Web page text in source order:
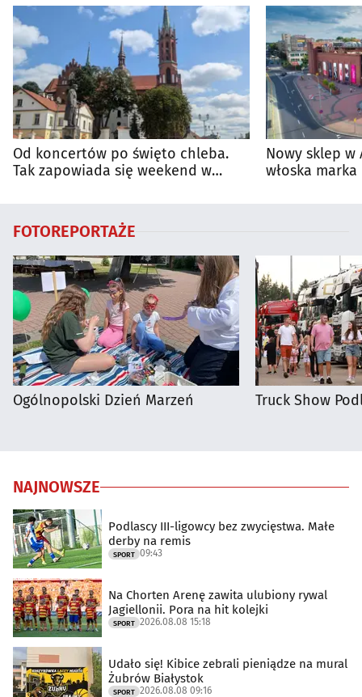
Od koncertów po święto chleba.
Tak zapowiada się weekend w
Nowy sklep w
włoska
FOTOREPORTAŻE
Ogólnopolski Dzień Marzeń Truck Show
NAJNOWSZE
Podlascy III-ligowcy bez zwycięstwa. Małe
derby na remis
SPORT 09:43
Na Chorten Arenę zawita ulubiony rywal
Jagiellonii. Pora na hit kolejki
SPORT 2026.08.08 15:18
Udało się! Kibice zebrali pieniądze na mural
Żubrów Białystok
SPORT 2026.08.08 09:16